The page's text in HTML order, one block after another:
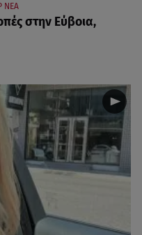
ΝΕΑ
στην Εύβοια,